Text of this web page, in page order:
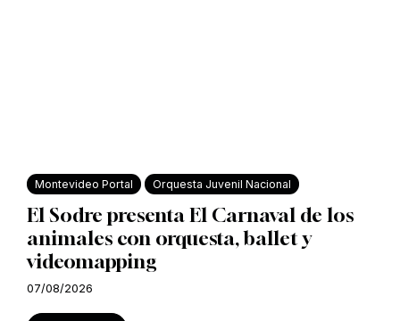
Montevideo Portal Orquesta Juvenil Nacional
El Sodre presenta El Carnaval de los
animales con orquesta, ballet y
videomapping
07/08/2026